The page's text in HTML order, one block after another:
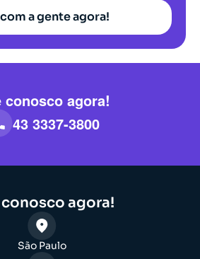
a gente agora!
conosco agora!
43 3337-3800
conosco agora!
São Paulo